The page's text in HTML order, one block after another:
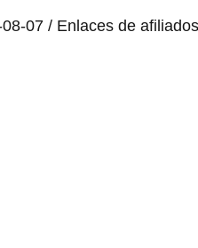
07 / Enlaces de